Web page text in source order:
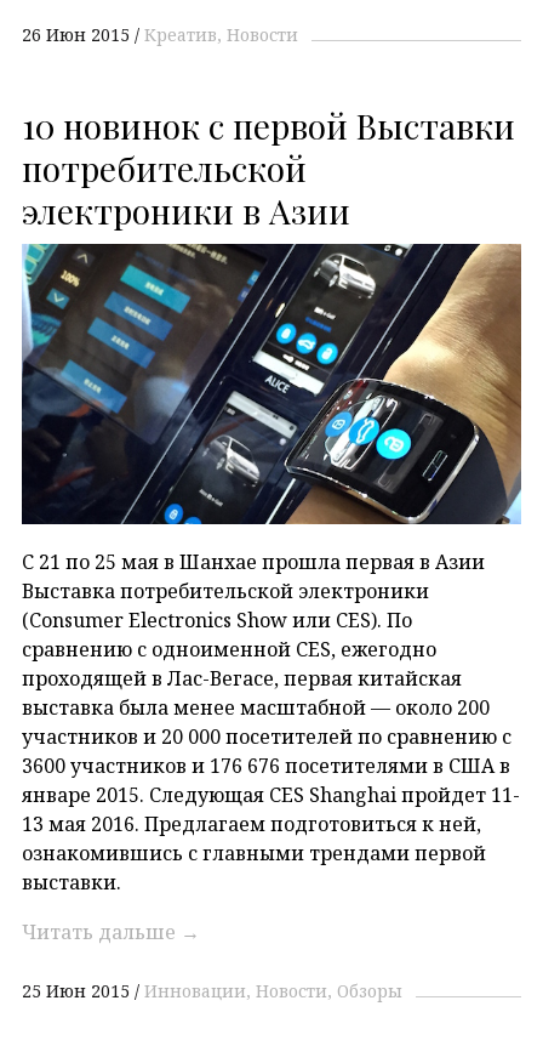
26 Июн 2015 Креатив Новости
10 новинок с первой Выставки
потребительской
электроники в Азии
C 21 по 25 мая в Шанхае прошла первая в Азии
Выставка потребительской электроники
(Consumer Electronics Show или CES). По
сравнению с одноименной CES, ежегодно
проходящей в Лас-Вегасе, первая китайская
выставка была менее масштабной — около 200
участников и 20 000 посетителей по сравнению с
3600 участников и 176 676 посетителями в США в
январе 2015. Следующая CES Shanghai пройдет 11-
13 мая 2016. Предлагаем подготовиться к ней,
ознакомившись с главными трендами первой
выставки.
Читать дальше →
25 Июн 2015 Инновации Новости Обзоры